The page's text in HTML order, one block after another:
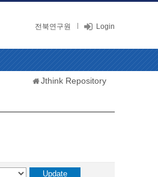
전북연구원 Login
Jthink Repository